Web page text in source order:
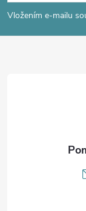
pVložením e-mailu